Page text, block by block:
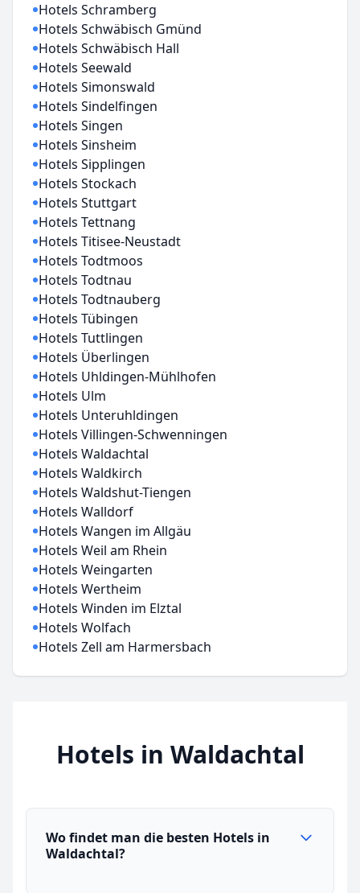
Hotels Schramberg
Hotels Schwäbisch Gmünd
Hotels Schwäbisch Hall
Hotels Seewald
Hotels Simonswald
Hotels Sindelfingen
Hotels Singen
Hotels Sinsheim
Hotels Sipplingen
Hotels Stockach
Hotels Stuttgart
Hotels Tettnang
Hotels Titisee-Neustadt
Hotels Todtmoos
Hotels Todtnau
Hotels Todtnauberg
Hotels Tübingen
Hotels Tuttlingen
Hotels Überlingen
Hotels Uhldingen-Mühlhofen
Hotels Ulm
Hotels Unteruhldingen
Hotels Villingen-Schwenningen
Hotels Waldachtal
Hotels Waldkirch
Hotels Waldshut-Tiengen
Hotels Walldorf
Hotels Wangen im Allgäu
Hotels Weil am Rhein
Hotels Weingarten
Hotels Wertheim
Hotels Winden im Elztal
Hotels Wolfach
Hotels Zell am Harmersbach
Hotels in Waldachtal
Wo findet man die besten Hotels in
Waldachtal?